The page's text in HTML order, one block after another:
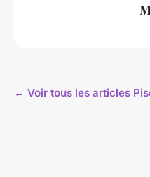
← Voir tous les articles